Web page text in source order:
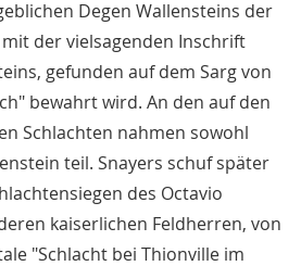
Degen Wallensteins der
der vielsagenden Inschrift
gefunden auf dem Sarg von
bewahrt wird. An den auf den
Schlachten nahmen sowohl
teil. Snayers schuf später
des Octavio
kaiserlichen Feldherren, von
"Schlacht bei Thionville im